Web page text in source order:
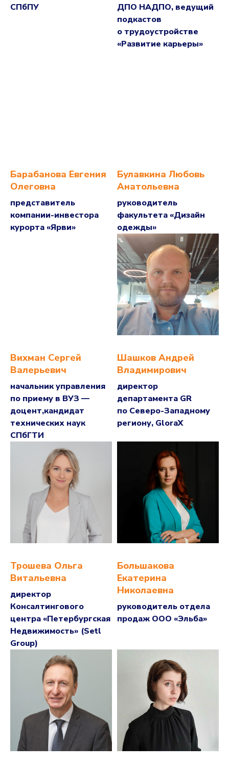
СПбПУ
ДПО НАДПО, ведущий
подкастов
о трудоустройстве
«Развитие карьеры»
Барабанова Евгения
Олеговна
представитель
компании-инвестора
курорта «Ярви»
Булавкина Любовь
Анатольевна
руководитель
факультета «Дизайн
одежды»
Вихман Сергей
Валерьевич
начальник управления
по приему в ВУЗ —
доцент,кандидат
технических наук
СПбГТИ
Шашков Андрей
Владимирович
директор
департамента GR
по Северо-Западному
региону, GloraX
Трошева Ольга
Витальевна
директор
Консалтингового
центра «Петербургская
Недвижимость» (Setl
Group)
Большакова
Екатерина
Николаевна
руководитель отдела
продаж ООО «Эльба»